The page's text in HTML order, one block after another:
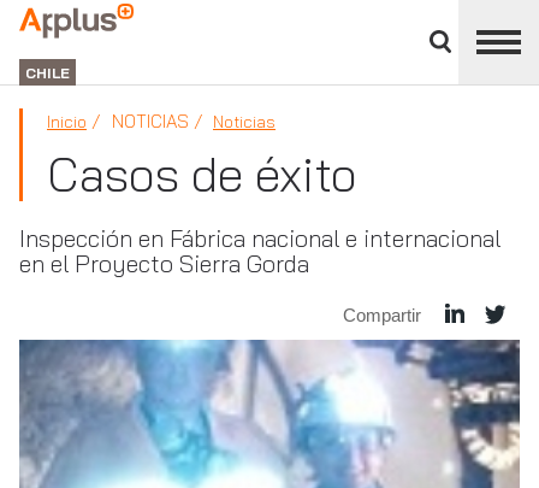
panel
APPLUS+
GROUP
CHILE
Inicio NOTICIAS Noticias
Casos de éxito
Inspección en Fábrica nacional e internacional
en el Proyecto Sierra Gorda
Compartir